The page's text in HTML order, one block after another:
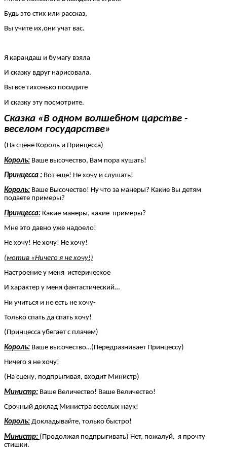
Будь это стих или рассказ,
Вы учите их,они учат вас.
Я карандаш и бумагу взяла
И сказку вдруг нарисовала.
Вы все тихонько посидите
И сказку эту посмотрите.
Сказка «В одном волшебном царстве -
веселом государстве»
(На сцене Король и Принцесса)
Король: Ваше высочество, Вам пора кушать!
Принцесса : Вот еще! Не хочу и слушать!
Король: Ваше Высочество! Ну что за манеры? Какие Вы детям
подаете примеры?
Принцесса: Какие манеры, какие примеры?
Мне это давно уже надоело!
Не хочу! Не хочу! Не хочу!
(мотив «Ничего я не хочу!)
Настроение у меня истерическое
И характер у меня фантастический…
Ни учиться и не есть не хочу-
Только спать да спать хочу!
(Принцесса убегает с плачем)
Король: Ваше высочество…(Передразнивает Принцессу)
Ничего я не хочу!
(На сцену, подпрыгивая, входит Министр)
Министр: Ваше Величество! Ваше Величество!
Срочный доклад Министра веселых наук!
Король: Докладывайте, только быстро!
Министр: (Продолжая подпрыгивать) Нет, пожалуй, я прочту
стишки.